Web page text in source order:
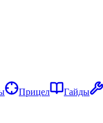
Прицел Гайды